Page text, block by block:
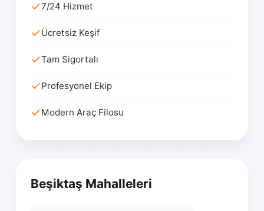
7/24 Hizmet
Ücretsiz Keşif
Tam Sigortalı
Profesyonel Ekip
Modern Araç Filosu
Beşiktaş Mahalleleri